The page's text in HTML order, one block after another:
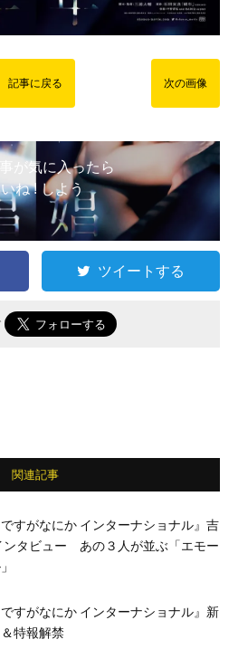
記事に戻る 次の画像
が気に入ったら
ね ! しよう
ツイートする
関連記事
ですがなにか インターナショナル』吉
ンタビュー あの３人が並ぶ「エモー
ですがなにか インターナショナル』新
特報解禁